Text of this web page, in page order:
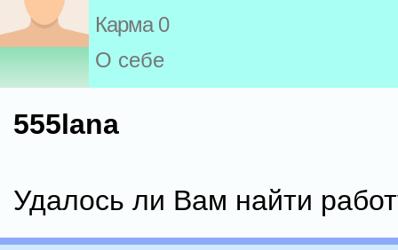
Карма 0
О себе
555lana
Удалось ли Вам найти